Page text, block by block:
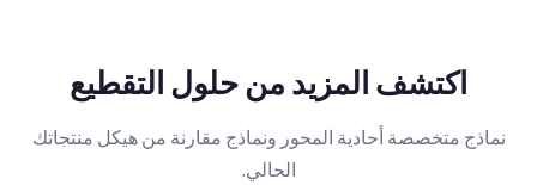
اكتشف المزيد من حلول التقطيع
نماذج متخصصة أحادية المحور ونماذج مقارنة من هيكل منتجاتك
الحالي.